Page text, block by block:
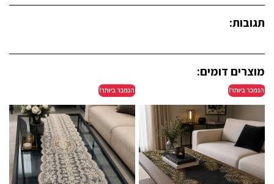
תגובות:
מוצרים דומים: